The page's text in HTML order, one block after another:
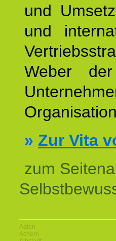
und
und
Weber
» Zur Vita
zum
Aalen
Achern